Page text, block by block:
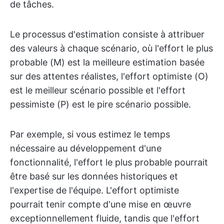
de tâches.
Le processus d'estimation consiste à attribuer
des valeurs à chaque scénario, où l'effort le plus
probable (M) est la meilleure estimation basée
sur des attentes réalistes, l'effort optimiste (O)
est le meilleur scénario possible et l'effort
pessimiste (P) est le pire scénario possible.
Par exemple, si vous estimez le temps
nécessaire au développement d'une
fonctionnalité, l'effort le plus probable pourrait
être basé sur les données historiques et
l'expertise de l'équipe. L'effort optimiste
pourrait tenir compte d'une mise en œuvre
exceptionnellement fluide, tandis que l'effort